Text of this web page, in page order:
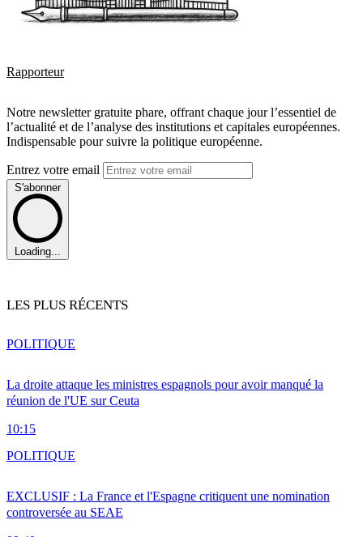
Rapporteur
Notre newsletter gratuite phare, offrant chaque jour l’essentiel de
l’actualité et de l’analyse des institutions et capitales européennes.
Indispensable pour suivre la politique européenne.
Entrez votre email
S'abonner
Loading...
LES PLUS RÉCENTS
La droite attaque les ministres espagnols pour avoir manqué la
réunion de l'UE sur Ceuta
10:15
POLITIQUE
EXCLUSIF : La France et l'Espagne critiquent une nomination
controversée au SEAE
POLITIQUE